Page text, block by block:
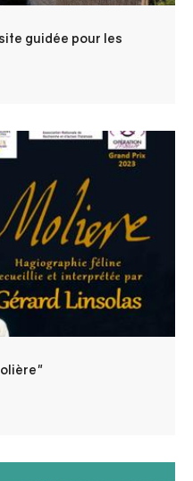
guidée pour les